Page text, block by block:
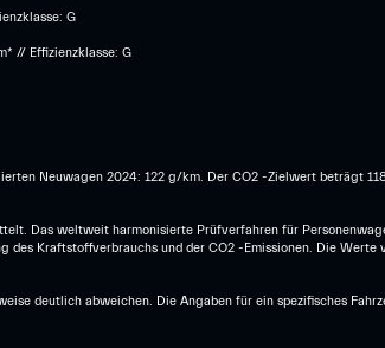
G
// Effizienzklasse: G
Neuwagen 2024: 122 g/km. Der CO2 -Zielwert beträgt
Das weltweit harmonisierte Prüfverfahren für
des Kraftstoffverbrauchs und der CO2 -Emissionen. Die
deutlich abweichen. Die Angaben für ein spezifisches